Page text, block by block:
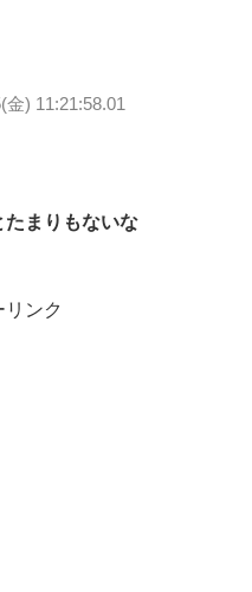
金) 11:21:58.01
たまりもないな
リンク